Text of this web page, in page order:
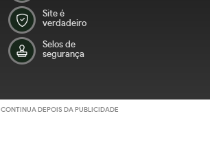
Site é
verdadeiro
Selos de
segurança
CONTINUA DEPOIS DA PUBLICIDADE